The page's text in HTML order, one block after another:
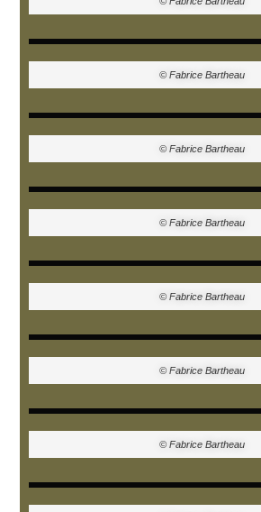
© Fabrice Bartheau
© Fabrice Bartheau
© Fabrice Bartheau
© Fabrice Bartheau
© Fabrice Bartheau
© Fabrice Bartheau